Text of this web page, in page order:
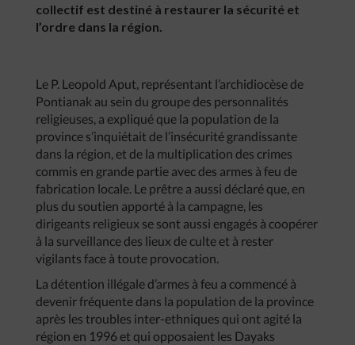
collectif est destiné à restaurer la sécurité et
l’ordre dans la région.
Le P. Leopold Aput, représentant l’archidiocèse de
Pontianak au sein du groupe des personnalités
religieuses, a expliqué que la population de la
province s’inquiétait de l’insécurité grandissante
dans la région, et de la multiplication des crimes
commis en grande partie avec des armes à feu de
fabrication locale. Le prêtre a aussi déclaré que, en
plus du soutien apporté à la campagne, les
dirigeants religieux se sont aussi engagés à coopérer
à la surveillance des lieux de culte et à rester
vigilants face à toute provocation.
La détention illégale d’armes à feu a commencé à
devenir fréquente dans la population de la province
après les troubles inter-ethniques qui ont agité la
région en 1996 et qui opposaient les Dayaks